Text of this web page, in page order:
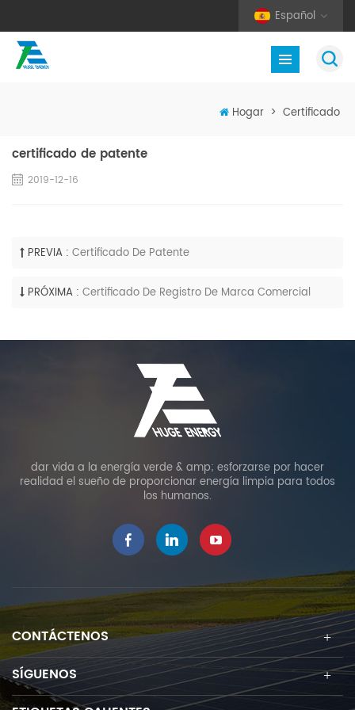
Español
Hogar > Certificado
certificado de patente
2019-12-16
PREVIA : Certificado De Patente
PRÓXIMA : Certificado De Registro De Marca Comercial
dar vida a la energía verde & amp; esforzarse por hacer
realidad el sueño de proporcionar energía limpia para todos
los humanos.
CONTÁCTENOS
SÍGUENOS